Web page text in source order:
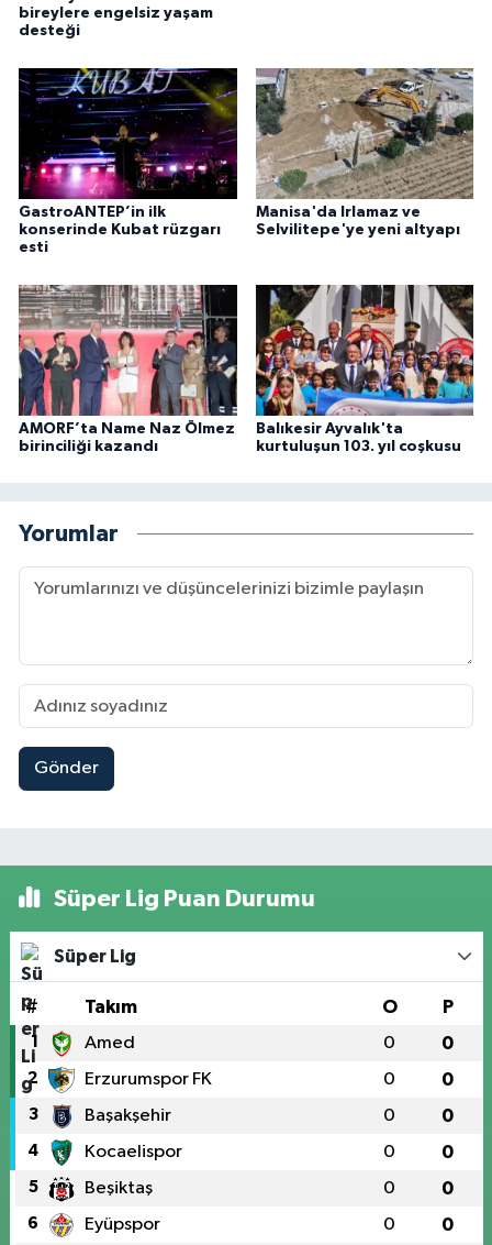
bireylere engelsiz yaşam
desteği
GastroANTEP’in ilk
konserinde Kubat rüzgarı
esti
Manisa'da Irlamaz ve
Selvilitepe'ye yeni altyapı
AMORF’ta Name Naz Ölmez
birinciliği kazandı
Balıkesir Ayvalık'ta
kurtuluşun 103. yıl coşkusu
Yorumlar
Gönder
Süper Lig Puan Durumu
Süper Lig
# Takım O P
1 Amed 0 0
2 Erzurumspor FK 0 0
3 Başakşehir 0 0
4 Kocaelispor 0 0
5 Beşiktaş 0 0
6 Eyüpspor 0 0